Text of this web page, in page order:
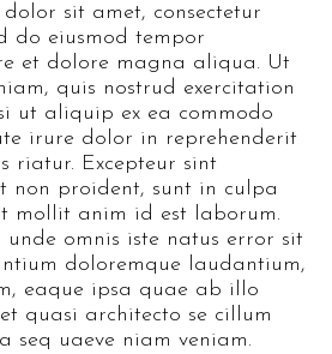
sit amet, consectetur
do eiusmod tempor
et dolore magna aliqua. Ut
quis nostrud exercitation
ut aliquip ex ea commodo
irure dolor in reprehenderit
riatur. Excepteur sint
non proident, sunt in culpa
mollit anim id est laborum.
omnis iste natus error sit
doloremque laudantium,
eaque ipsa quae ab illo
quasi architecto se cillum
seq uaeve niam veniam.